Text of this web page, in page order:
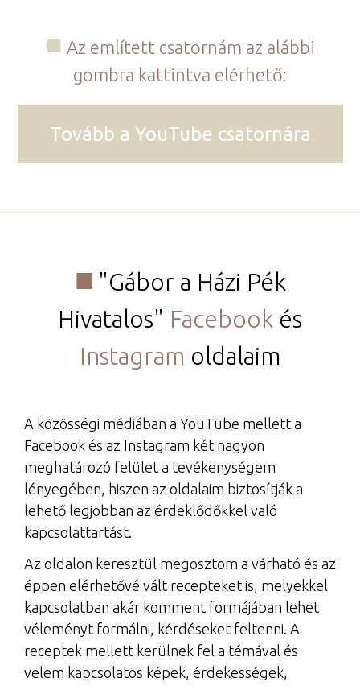
​Az említett csatornám az alábbi
gombra kattintva elérhető:
Tovább a YouTube csatornára
"Gábor a Házi Pék
Hivatalos" Facebook és
Instagram oldalaim
A közösségi médiában a YouTube mellett a
Facebook és az Instagram két nagyon
meghatározó felület a tevékenységem
lényegében, hiszen az oldalaim biztosítják a
lehető legjobban az érdeklődőkkel való
kapcsolattartást.
Az oldalon keresztül megosztom a várható és az
éppen elérhetővé vált recepteket is, melyekkel
kapcsolatban akár komment formájában lehet
véleményt formálni, kérdéseket feltenni. A
receptek mellett kerülnek fel a témával és
velem kapcsolatos képek, érdekességek,